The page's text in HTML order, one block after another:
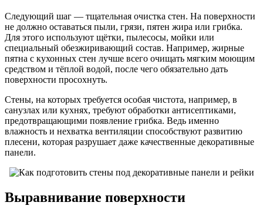
Следующий шаг — тщательная очистка стен. На поверхности
не должно оставаться пыли, грязи, пятен жира или грибка.
Для этого используют щётки, пылесосы, мойки или
специальный обезжиривающий состав. Например, жирные
пятна с кухонных стен лучше всего очищать мягким моющим
средством и тёплой водой, после чего обязательно дать
поверхности просохнуть.
Стены, на которых требуется особая чистота, например, в
санузлах или кухнях, требуют обработки антисептиками,
предотвращающими появление грибка. Ведь именно
влажность и нехватка вентиляции способствуют развитию
плесени, которая разрушает даже качественные декоративные
панели.
Выравнивание поверхности